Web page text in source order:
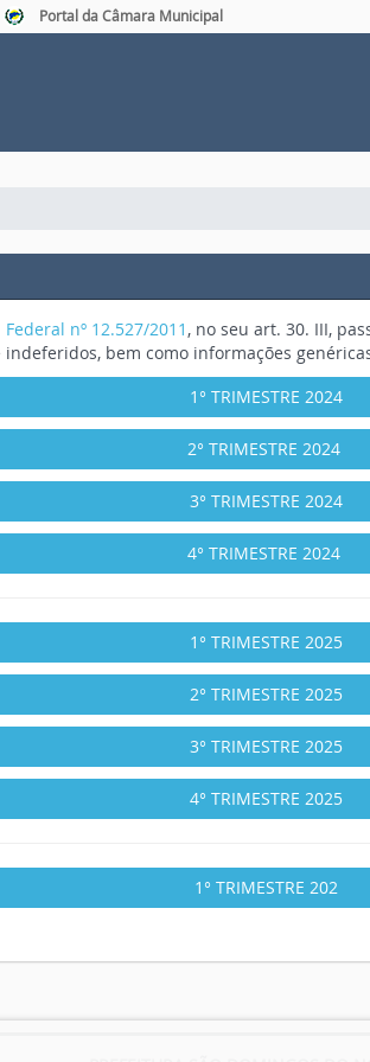
Portal da Câmara Municipal
Federal nº 12.527/2011 , no seu art. 30. III,
bem como informações
1° TRIMESTRE 2024
2° TRIMESTRE 2024
3° TRIMESTRE 2024
4° TRIMESTRE 2024
1° TRIMESTRE 2025
2° TRIMESTRE 2025
3° TRIMESTRE 2025
4° TRIMESTRE 2025
1° TRIMESTRE 202